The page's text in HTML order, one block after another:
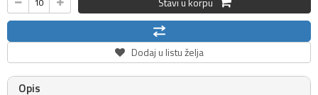
Dodaj u listu želja
Opis